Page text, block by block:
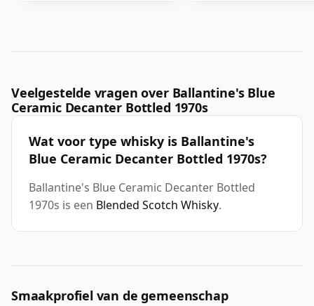
Veelgestelde vragen over Ballantine's Blue
Ceramic Decanter Bottled 1970s
Wat voor type whisky is Ballantine's
Blue Ceramic Decanter Bottled 1970s?
Ballantine's Blue Ceramic Decanter Bottled
1970s is een Blended Scotch Whisky.
Smaakprofiel van de gemeenschap